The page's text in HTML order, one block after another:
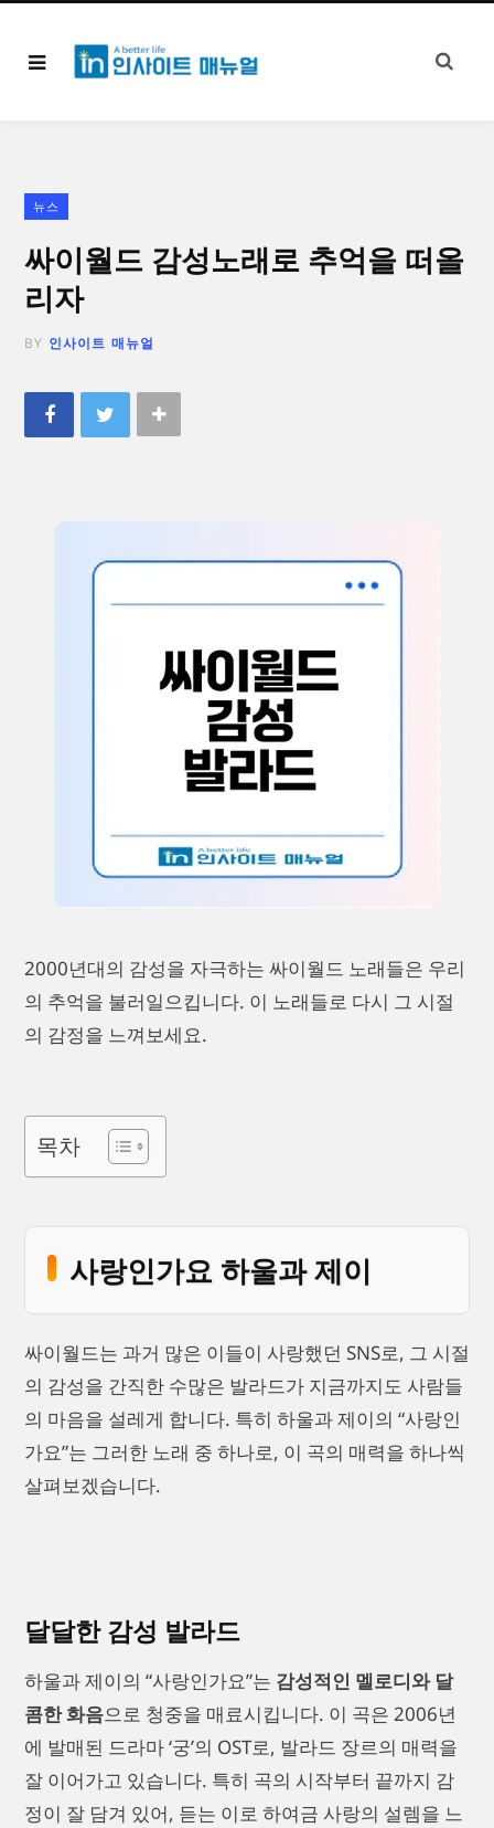
뉴스
싸이월드 감성노래로 추억을 떠올
리자
BY 인사이트 매뉴얼
2000년대의 감성을 자극하는 싸이월드 노래들은 우리
의 추억을 불러일으킵니다. 이 노래들로 다시 그 시절
의 감정을 느껴보세요.
목차
사랑인가요 하울과 제이
싸이월드는 과거 많은 이들이 사랑했던 SNS로, 그 시절
의 감성을 간직한 수많은 발라드가 지금까지도 사람들
의 마음을 설레게 합니다. 특히 하울과 제이의 “사랑인
가요”는 그러한 노래 중 하나로, 이 곡의 매력을 하나씩
살펴보겠습니다.
달달한 감성 발라드
하울과 제이의 “사랑인가요”는 감성적인 멜로디와 달
콤한 화음으로 청중을 매료시킵니다. 이 곡은 2006년
에 발매된 드라마 ‘궁’의 OST로, 발라드 장르의 매력을
잘 이어가고 있습니다. 특히 곡의 시작부터 끝까지 감
정이 잘 담겨 있어, 듣는 이로 하여금 사랑의 설렘을 느